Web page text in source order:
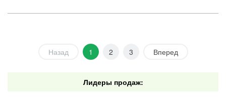
Назад 1 2 3 Вперед
Лидеры продаж: